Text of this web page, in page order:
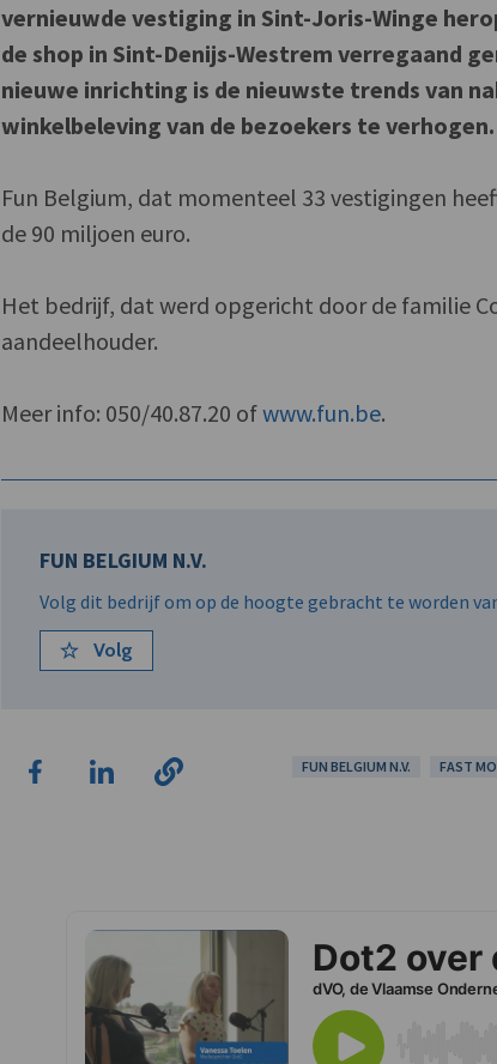
vernieuwde vestiging in Sint-Joris-Winge
de shop in Sint-Denijs-Westrem verregaand
nieuwe inrichting is de nieuwste trends van
winkelbeleving van de bezoekers te verhogen.
Fun Belgium, dat momenteel 33 vestigingen
de 90 miljoen euro.
Het bedrijf, dat werd opgericht door de familie
aandeelhouder.
Meer info: 050/40.87.20 ofwww.fun.be.
FUN BELGIUM N.V.
Volg dit bedrijf om op de hoogte gebracht te worden
Volg
FUN BELGIUM N.V. FAST